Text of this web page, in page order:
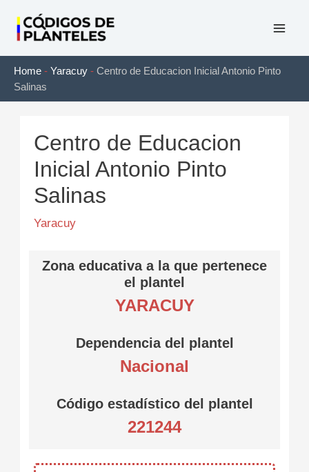
contenido
Home - Yaracuy - Centro de Educacion Inicial Antonio Pinto
Salinas
Centro de Educacion
Inicial Antonio Pinto
Salinas
Yaracuy
Zona educativa a la que pertenece
el plantel
YARACUY
Dependencia del plantel
Nacional
Código estadístico del plantel
221244